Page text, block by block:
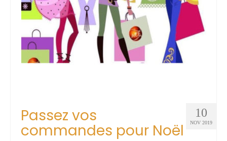
10
NOV 2019
Passez vos
commandes pour Noël